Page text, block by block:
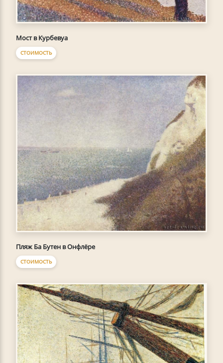
Мост в Курбевуа
СТОИМОСТЬ
Пляж Ба Бутен в Онфлёре
СТОИМОСТЬ